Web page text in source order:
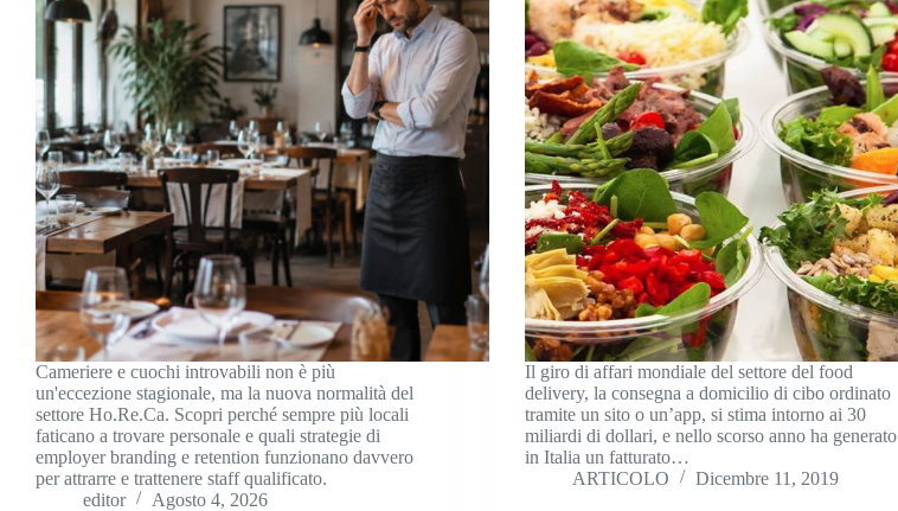
Cameriere e cuochi introvabili non è più
un'eccezione stagionale, ma la nuova normalità del
settore Ho.Re.Ca. Scopri perché sempre più locali
faticano a trovare personale e quali strategie di
employer branding e retention funzionano davvero
per attrarre e trattenere staff qualificato.
editor
Agosto 4, 2026
Il giro di affari mondiale del settore del food
delivery, la consegna a domicilio di cibo ordinato
tramite un sito o un’app, si stima intorno ai 30
miliardi di dollari, e nello scorso anno ha generato
in Italia un fatturato…
ARTICOLO
Dicembre 11, 2019